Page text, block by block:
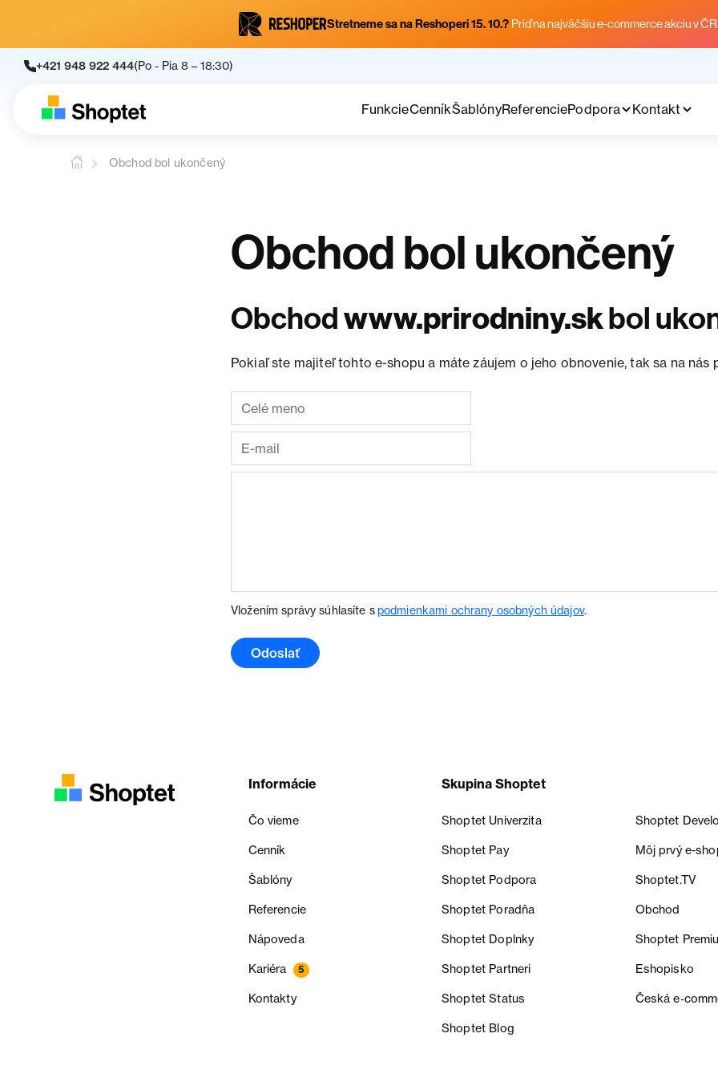
Stretneme sa na Reshoperi 15. 10.? Príď na najväčšiu e-commerce akciu v ČR.
+421 948 922 444(Po - Pia 8 – 18:30)
FunkcieCenníkŠablónyReferenciePodpora Kontakt
Obchod bol ukončený
Obchod bol ukončený
Obchodwww.prirodniny.skbol
Pokiaľ ste majiteľ tohto e-shopu a máte záujem o jeho obnovenie, tak sa na nás
Vložením správy súhlasíte spodmienkami ochrany osobných údajov.
Odoslať
Informácie
Čo vieme
Cenník
Šablóny
Referencie
Nápoveda
Kariéra 5
Kontakty
Skupina Shoptet
Shoptet Univerzita Shoptet
Shoptet Pay Môj prvý e-
Shoptet Podpora Shoptet.TV
Shoptet Poradňa Obchod
Shoptet Doplnky Shoptet
Shoptet Partneri Eshopisko
Shoptet Status Česká
Shoptet Blog